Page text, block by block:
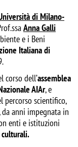
di Milano-
Anna Galli
e i Beni
Italiana di
corso dell’assemblea
AIAr, e
percorso scientifico,
anni impegnata in
enti e istituzioni